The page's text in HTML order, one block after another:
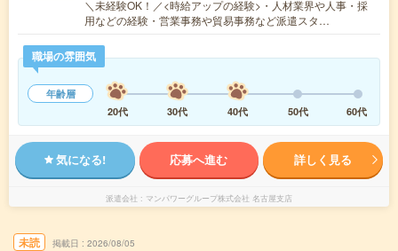
＼未経験OK！／<時給アップの経験>・人材業界や人事・採
用などの経験・営業事務や貿易事務など派遣スタ…
職場の雰囲気
年齢層
20代
30代 40代 50代 60代
気になる! 応募へ進む 詳しく見る
派遣会社 マンパワーグループ株式会社 名古屋支店
未読 掲載日 2026/08/05